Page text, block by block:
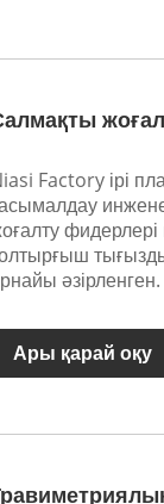
Factory ірі
әзірленген.
Ары қарай оқу